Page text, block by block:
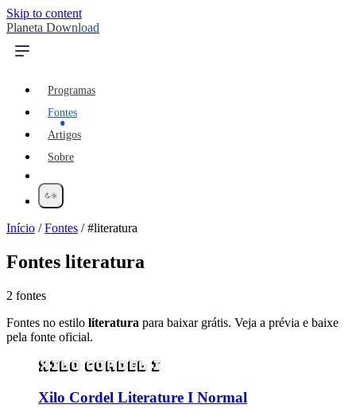
Skip to content
Planeta Download
Programas
Fontes
Artigos
Sobre
Início /Fontes /#literatura
Fontes literatura
2 fontes
Fontes no estilo literatura para baixar grátis. Veja a prévia e baixe
pela fonte oficial.
Xilo Cordel I
Xilo Cordel Literature I Normal